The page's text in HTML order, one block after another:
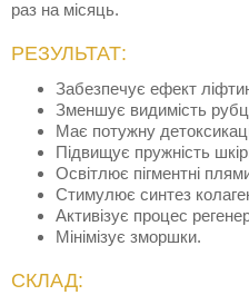
раз на місяць.
РЕЗУЛЬТАТ:
Забезпечує ефект
Зменшує видимість
Має потужну
Підвищує пружність
Освітлює пігментні
Стимулює синтез
Активізує процес
Мінімізує зморшки.
СКЛАД: